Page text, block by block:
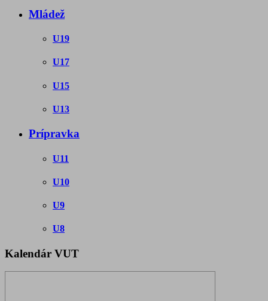
Mládež
U19
U17
U15
U13
Prípravka
U11
U10
U9
U8
Kalendár VUT